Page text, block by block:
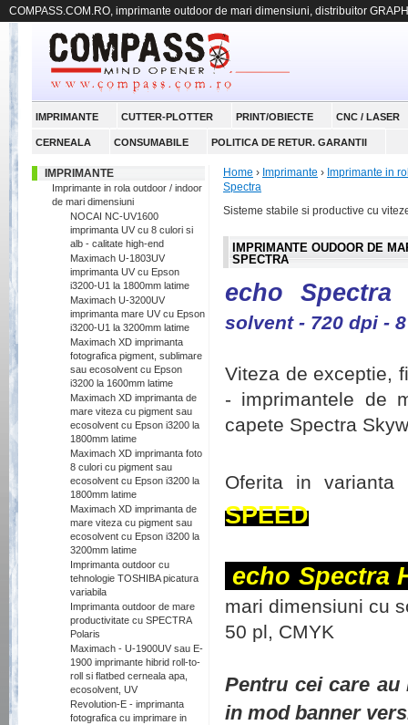
COMPASS.COM.RO, imprimante outdoor de mari dimensiuni, distribuitor
IMPRIMANTE CUTTER-PLOTTER PRINT/OBIECTE CNC / LASER
CERNEALA CONSUMABILE POLITICA DE RETUR. GARANTII
IMPRIMANTE
Imprimante in rola outdoor / indoor
de mari dimensiuni
NOCAI NC-UV1600
imprimanta UV cu 8 culori si
alb - calitate high-end
Maximach U-1803UV
imprimanta UV cu Epson
i3200-U1 la 1800mm latime
Maximach U-3200UV
imprimanta mare UV cu Epson
i3200-U1 la 3200mm latime
Maximach XD imprimanta
fotografica pigment, sublimare
sau ecosolvent cu Epson
i3200 la 1600mm latime
Maximach XD imprimanta de
mare viteza cu pigment sau
ecosolvent cu Epson i3200 la
1800mm latime
Maximach XD imprimanta foto
8 culori cu pigment sau
ecosolvent cu Epson i3200 la
1800mm latime
Maximach XD imprimanta de
mare viteza cu pigment sau
ecosolvent cu Epson i3200 la
3200mm latime
Imprimanta outdoor cu
tehnologie TOSHIBA picatura
variabila
Imprimanta outdoor de mare
productivitate cu SPECTRA
Polaris
Maximach - U-1900UV sau E-
1900 imprimante hibrid roll-to-
roll si flatbed cerneala apa,
ecosolvent, UV
Revolution-E - imprimanta
fotografica cu imprimare in
Home › Imprimante › Imprimante in
Spectra
Sisteme stabile si productive cu
IMPRIMANTE OUDOOR DE
SPECTRA
echo Spectra
solvent - 720 dpi -
Viteza de exceptie,
- imprimantele de
capete Spectra
Oferita in
SPEED
echo Spectra
mari dimensiuni cu
50 pl, CMYK
Pentru cei care au
in mod banner